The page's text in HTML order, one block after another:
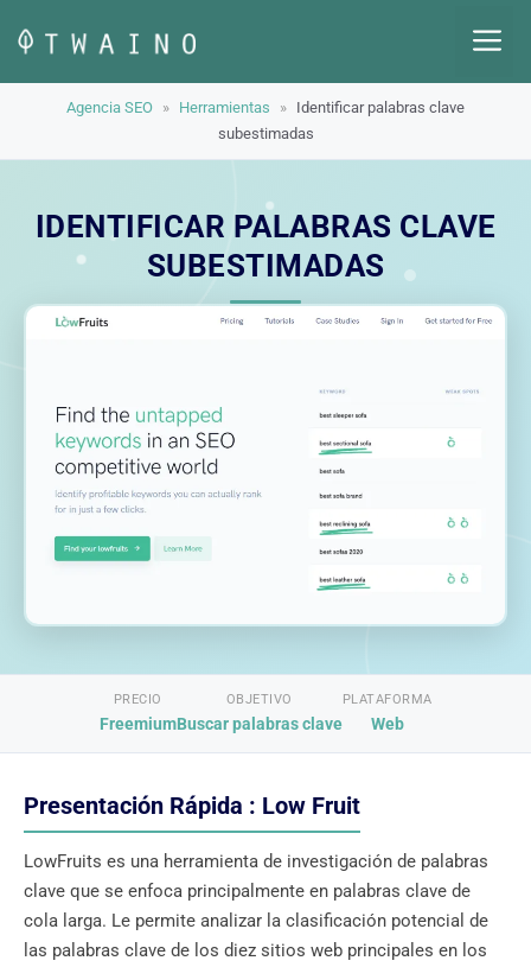
contenido
Agencia SEO » Herramientas » Identificar palabras clave
subestimadas
IDENTIFICAR PALABRAS CLAVE
SUBESTIMADAS
PRECIO
Freemium
OBJETIVO
Buscar palabras clave
PLATAFORMA
Web
Presentación Rápida : Low Fruit
LowFruits es una herramienta de investigación de palabras
clave que se enfoca principalmente en palabras clave de
cola larga. Le permite analizar la clasificación potencial de
las palabras clave de los diez sitios web principales en los